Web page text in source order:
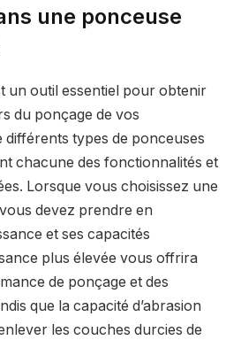
une ponceuse
un outil essentiel pour obtenir
du ponçage de vos
différents types de ponceuses
chacune des fonctionnalités et
Lorsque vous choisissez une
devez prendre en
et ses capacités
plus élevée vous offrira
de ponçage et des
que la capacité d’abrasion
les couches durcies de